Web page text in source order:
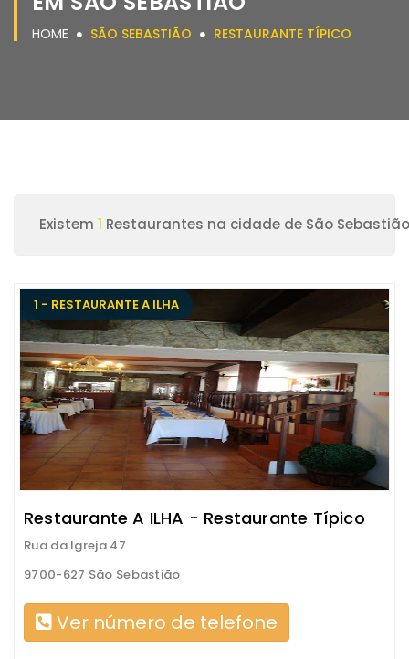
HOME SÃO SEBASTIÃO RESTAURANTE TÍPICO
Existem 1 Restaurantes na cidade de São Sebastião
1 - RESTAURANTE A ILHA
Restaurante A ILHA - Restaurante Típico
Rua da Igreja 47
9700-627 São Sebastião
Ver número de telefone